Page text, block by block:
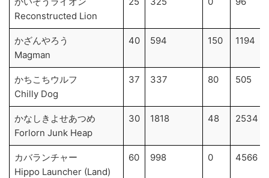
Reconstructed Lion
かざんやろう
Magman
40 594 150 1194
かちこちウルフ
Chilly Dog
37 337 80 505
かなしきよせあつめ
Forlorn Junk Heap
30 1818 48 2534
カバランチャー
Hippo Launcher (Land)
60 998 0 4566